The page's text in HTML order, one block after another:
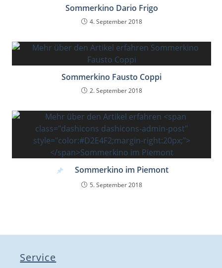
Sommerkino Dario Frigo
4. September 2018
Sommerkino Fausto Coppi
2. September 2018
Sommerkino im Piemont
5. September 2018
Service